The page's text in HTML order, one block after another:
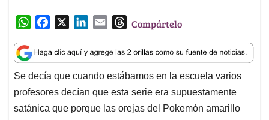
W
a
t
s
A
p
c
e
b
o
o
n
k
e
d
I
a
i
l
T
r
e
a
d
s
Compártelo
Se decía que cuando estábamos en la escuela varios
profesores decían que esta serie era supuestamente
satánica que porque las orejas del Pokemón amarillo